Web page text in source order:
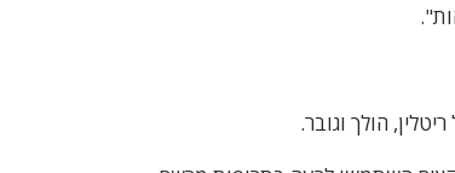
הולך וגובר.